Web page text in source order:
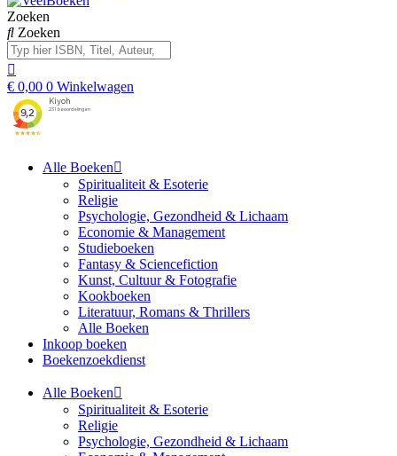
Zoeken
Zoeken
€ 0,00 0 Winkelwagen
Alle Boeken
Spiritualiteit & Esoterie
Religie
Psychologie, Gezondheid & Lichaam
Economie & Management
Studieboeken
Fantasy & Sciencefiction
Kunst, Cultuur & Fotografie
Kookboeken
Literatuur, Romans & Thrillers
Alle Boeken
Inkoop boeken
Boekenzoekdienst
Alle Boeken
Spiritualiteit & Esoterie
Religie
Psychologie, Gezondheid & Lichaam